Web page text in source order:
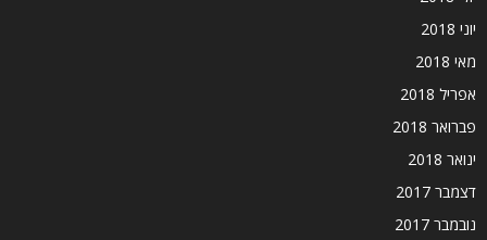
יוני 2018
מאי 2018
אפריל 2018
פברואר 2018
ינואר 2018
דצמבר 2017
נובמבר 2017